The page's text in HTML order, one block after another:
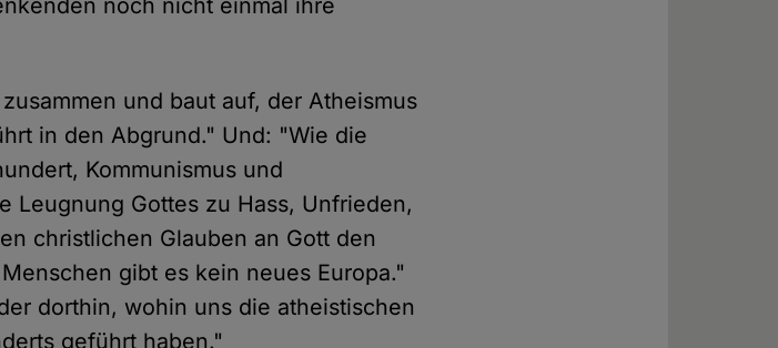
noch nicht einmal ihre
und baut auf, der Atheismus
in den Abgrund." Und: "Wie die
Kommunismus und
Leugnung Gottes zu Hass, Unfrieden,
christlichen Glauben an Gott den
gibt es kein neues Europa."
dorthin, wohin uns die atheistischen
geführt haben."